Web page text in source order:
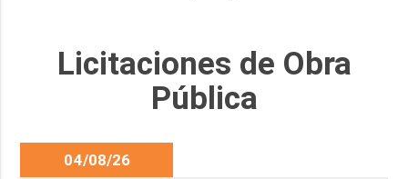
Licitaciones de Obra
Pública
04/08/26